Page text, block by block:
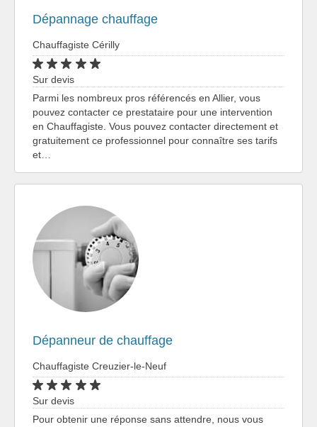
Dépannage chauffage
Chauffagiste Cérilly
Sur devis
Parmi les nombreux pros référencés en Allier, vous
pouvez contacter ce prestataire pour une intervention
en Chauffagiste. Vous pouvez contacter directement et
gratuitement ce professionnel pour connaître ses tarifs
et…
Dépanneur de chauffage
Chauffagiste Creuzier-le-Neuf
Sur devis
Pour obtenir une réponse sans attendre, nous vous